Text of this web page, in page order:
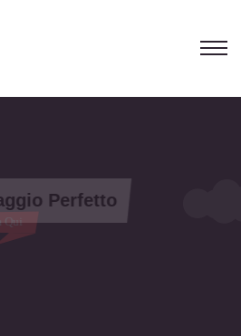
Il Tuo Viaggio Perfetto
Comincia Qui